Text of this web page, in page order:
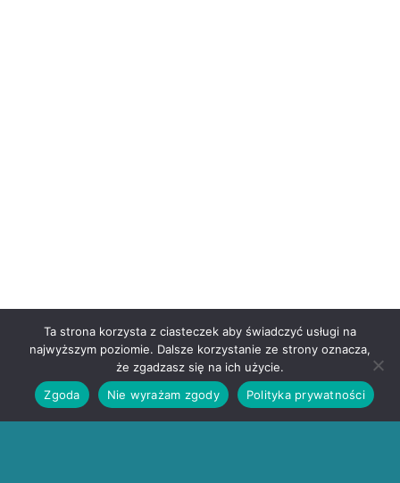
Ta strona korzysta z ciasteczek aby świadczyć usługi na
najwyższym poziomie. Dalsze korzystanie ze strony oznacza,
że zgadzasz się na ich użycie.
Zgoda
Nie wyrażam zgody Polityka prywatności